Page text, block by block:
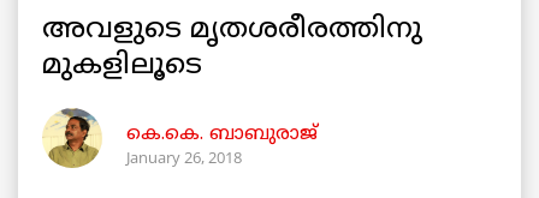
അവളുടെ മൃതശരീരത്തിനു
മുകളിലൂടെ
കെ.കെ. ബാബുരാജ്‌
January 26, 2018